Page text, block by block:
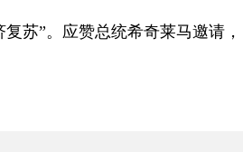
苏”。应赞总统希奇莱马邀请，